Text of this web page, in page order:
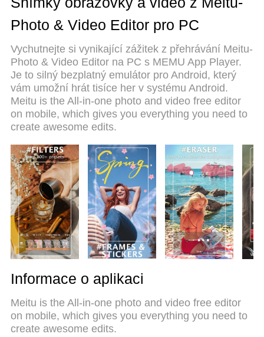
intuitivní ovládání, žádná omezení baterií, mobilní
data a rušivá volání. Zcela nový přístroj MEmu 9 je
ve vašem počítači. díky naší absorpci umožňuje
správce více instancí otevření 2 nebo více účtů
současně. A co je nejdůležitější, náš exkluzivní
emulační modul může uvolnit plný potenciál vašeho
počítače, učinit vše plynulým a příjemným.
Photo & Video Editor pro PC
Vychutnejte si vynikající zážitek z přehrávání Meitu-
Photo & Video Editor na PC s MEMU App Player.
Je to silný bezplatný emulátor pro Android, který
vám umožní hrát tisíce her v systému Android.
Meitu is the All-in-one photo and video free editor
on mobile, which gives you everything you need to
create awesome edits.
Informace o aplikaci
Meitu is the All-in-one photo and video free editor
on mobile, which gives you everything you need to
create awesome edits.